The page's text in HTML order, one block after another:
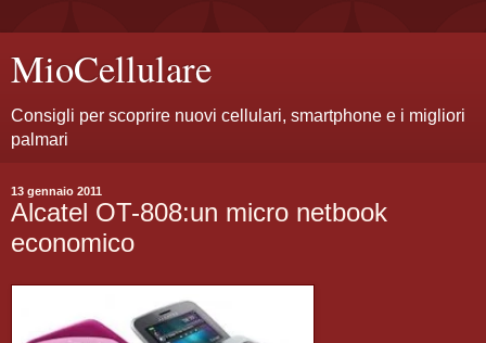
MioCellulare
Consigli per scoprire nuovi cellulari, smartphone e i migliori
palmari
13 gennaio 2011
Alcatel OT-808:un micro netbook
economico